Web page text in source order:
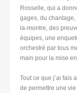
Rosselle, qui a
gages, du
la-montre, des
équipes, une
orchestré par tous
main pour la mise
Tout ce que j’ai fais
de permettre une